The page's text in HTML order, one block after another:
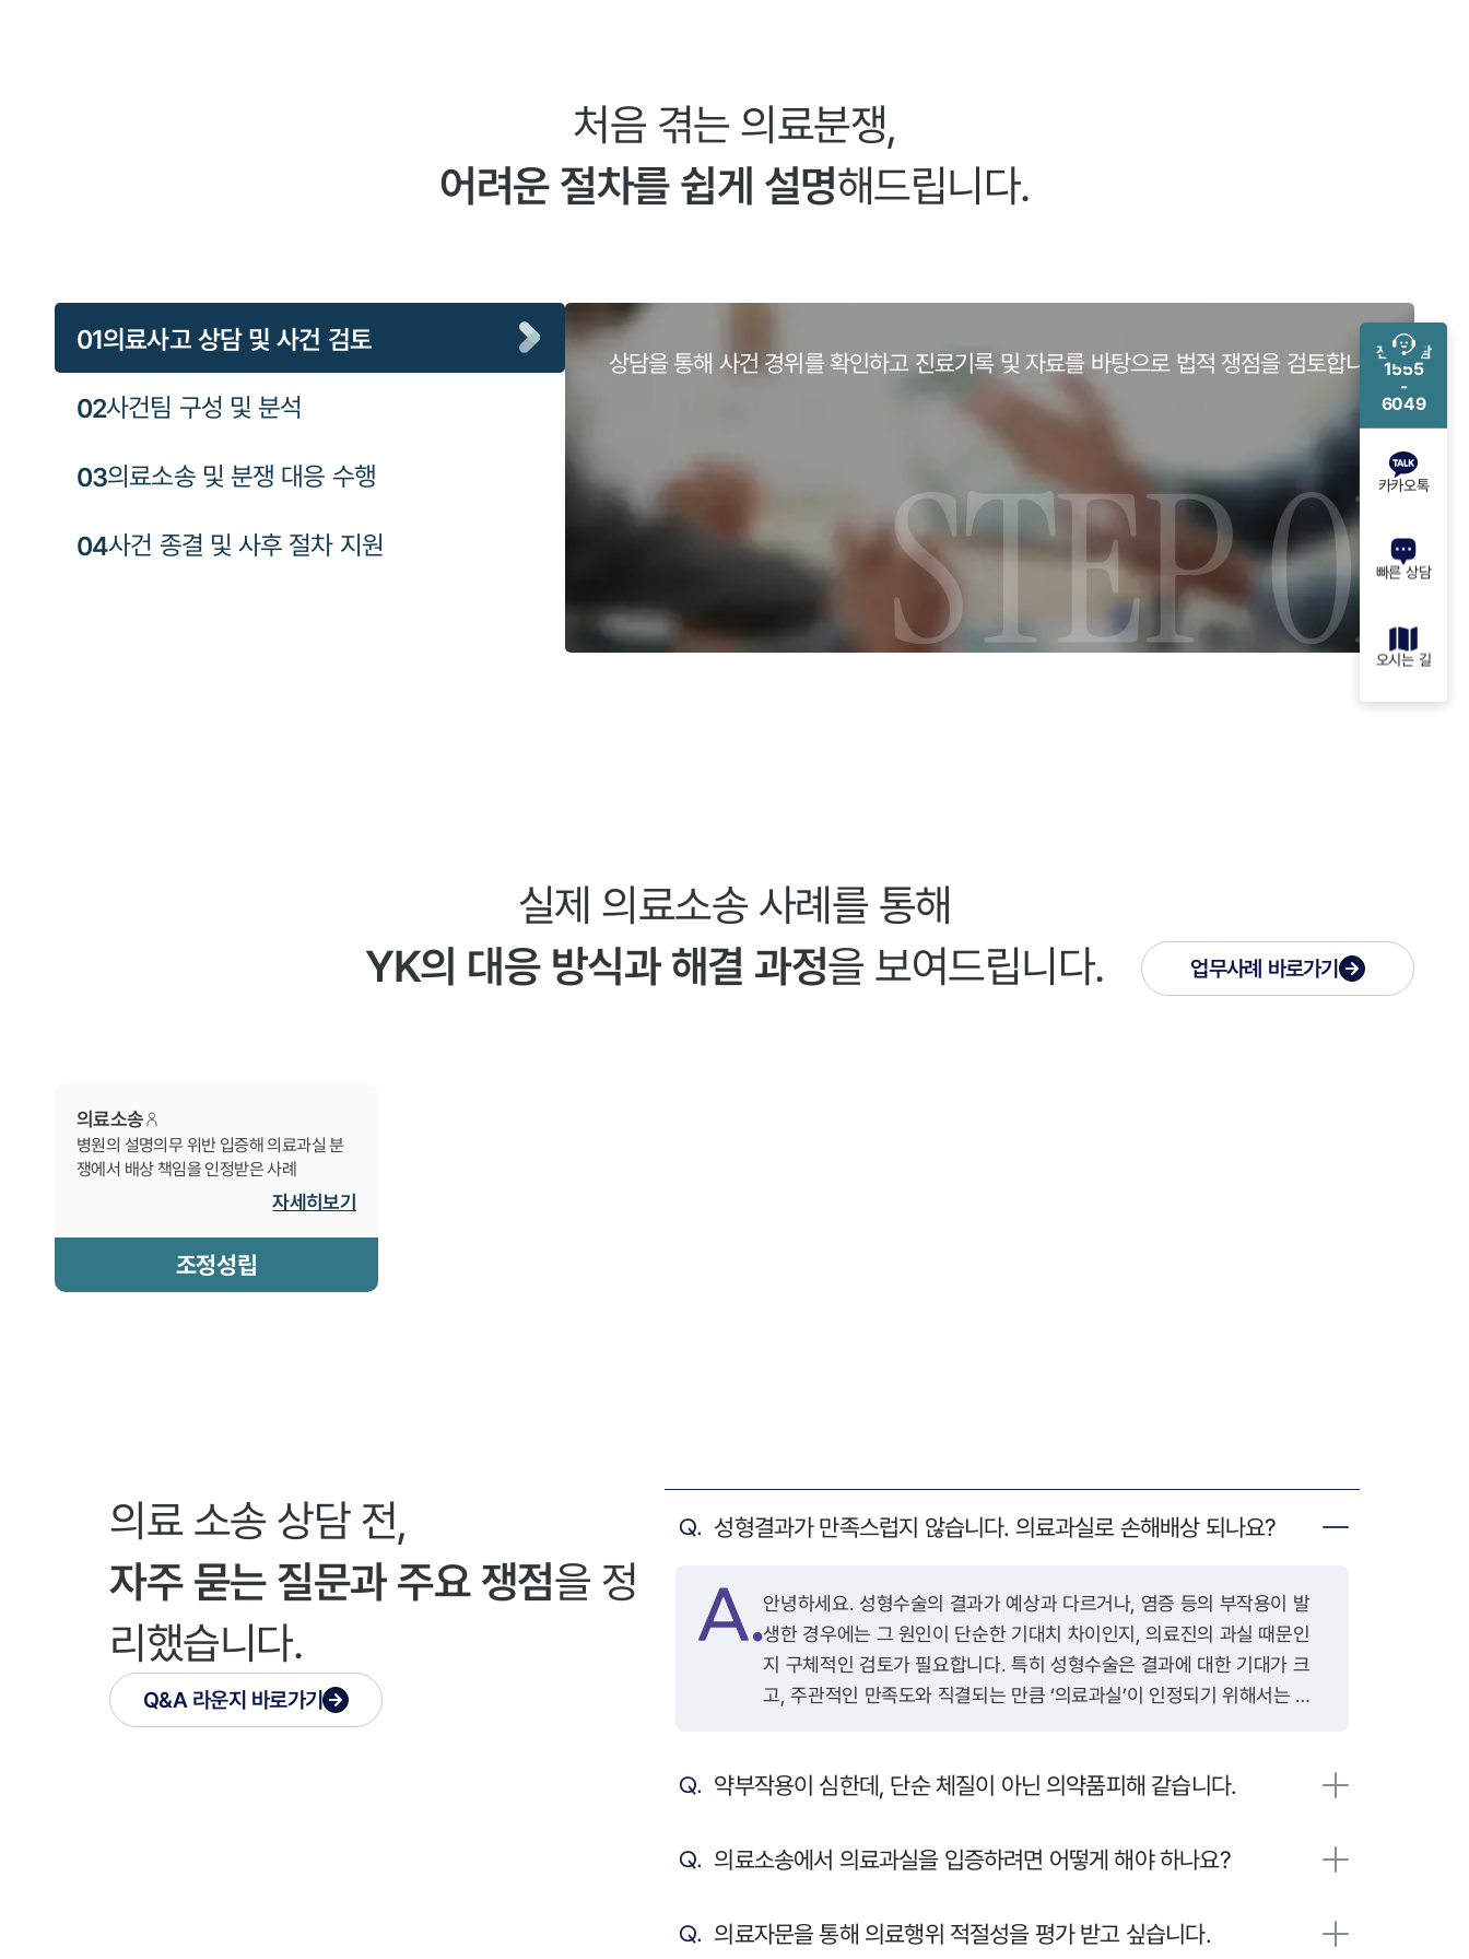
전화 상담
1555
-
6049
카카오톡
빠른 상담
오시는 길
처음 겪는 의료분쟁,
어려운 절차를 쉽게 설명해드립니다.
01의료사고 상담 및 사건 검토
02사건팀 구성 및 분석
03의료소송 및 분쟁 대응 수행
04사건 종결 및 사후 절차 지원
상담을 통해 사건 경위를 확인하고 진료기록 및 자료를 바탕으로 법적 쟁점을 검토합니다.
실제 의료소송 사례를 통해
YK의 대응 방식과 해결 과정을 보여드립니다. 업무사례 바로가기
의료소송
병원의 설명의무 위반 입증해 의료과실 분
쟁에서 배상 책임을 인정받은 사례
자세히보기
조정성립
의료 소송 상담 전,
자주 묻는 질문과 주요 쟁점을 정
리했습니다.
Q&A 라운지 바로가기
성형결과가 만족스럽지 않습니다. 의료과실로 손해배상 되나요?
안녕하세요. 성형수술의 결과가 예상과 다르거나, 염증 등의 부작용이 발
생한 경우에는 그 원인이 단순한 기대치 차이인지, 의료진의 과실 때문인
지 구체적인 검토가 필요합니다. 특히 성형수술은 결과에 대한 기대가 크
고, 주관적인 만족도와 직결되는 만큼 ‘의료과실’이 인정되기 위해서는 다
시술의 목적, 수술 방법, 부작용 가능성, 예측 가능한 결과 등을 충분히 설
법행위 책임이 성립할 수 있습니다. 또한 수술 과정에서 해부학적 구조를
오인하거나 부적절한 절개, 봉합, 재료 사용 등을 하였다면 이는 시술상 과
관리 부주의가 아닌 의료진의 무균조치 미흡, 적절하지 않은 수술 기술 또
약부작용이 심한데, 단순 체질이 아닌 의약품피해 같습니다.
의료소송에서 의료과실을 입증하려면 어떻게 해야 하나요?
의료자문을 통해 의료행위 적절성을 평가 받고 싶습니다.